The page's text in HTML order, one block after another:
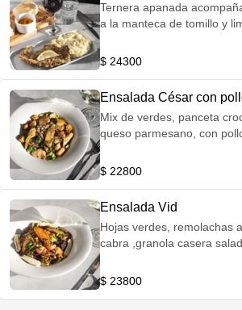
Ternera apanada
a la manteca de tomillo y
$ 24300
Ensalada César con
Mix de verdes, panceta
queso parmesano, con
$ 22800
Ensalada Vid
Hojas verdes, remolachas
cabra ,granola casera
$ 23800